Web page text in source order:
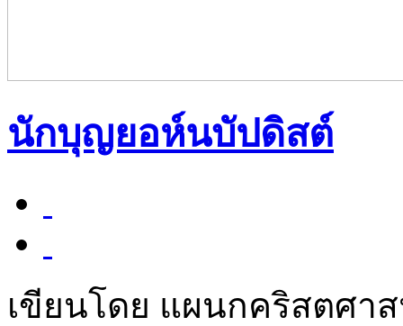
นักบุญยอห์นบัปดิสต์
เขียนโดย แผนกคริสตศา